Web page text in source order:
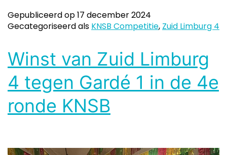
Gepubliceerd op17 december 2024
Gecategoriseerd als KNSB Competitie, Zuid Limburg 4
Winst van Zuid Limburg
4 tegen Gardé 1 in de 4e
ronde KNSB